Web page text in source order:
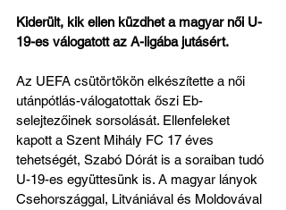
Kiderült, kik ellen küzdhet a magyar női U-
19-es válogatott az A-ligába jutásért.
Az UEFA csütörtökön elkészítette a női
utánpótlás-válogatottak őszi Eb-
selejtezőinek sorsolását. Ellenfeleket
kapott a Szent Mihály FC 17 éves
tehetségét, Szabó Dórát is a soraiban tudó
U-19-es együttesünk is. A magyar lányok
Csehországgal, Litvániával és Moldovával